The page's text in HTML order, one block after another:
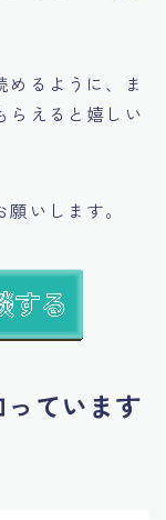
るように、ま
らえると嬉しい
いします。
ています